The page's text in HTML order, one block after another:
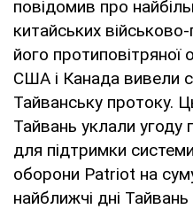
повідомив про
китайських
його протиповітряної
США і Канада вивели
Тайванську протоку.
Тайвань уклали
для підтримки
оборони Patriot на
найближчі дні Тайвань